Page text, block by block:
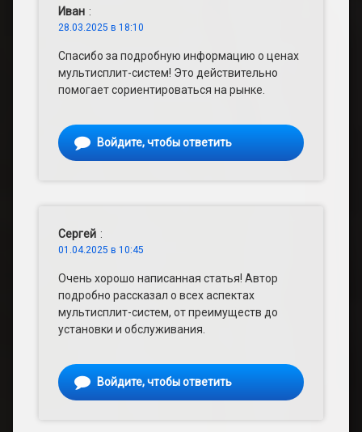
Иван :
28.03.2025 в 18:10
Спасибо за подробную информацию о ценах
мультисплит-систем! Это действительно
помогает сориентироваться на рынке.
Войдите, чтобы ответить
Сергей :
01.04.2025 в 10:45
Очень хорошо написанная статья! Автор
подробно рассказал о всех аспектах
мультисплит-систем, от преимуществ до
установки и обслуживания.
Войдите, чтобы ответить